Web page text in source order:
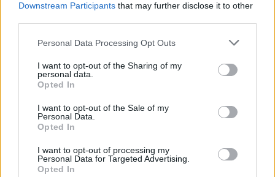
Downstream Participants that may further disclose it to other
Personal Data Processing Opt Outs
I want to opt-out of the Sharing of my
personal data.
Opted In
I want to opt-out of the Sale of my
Personal Data.
Opted In
I want to opt-out of processing my
Personal Data for Targeted Advertising.
Opted In
fenêtre. Cela booste la concentration sur le long
terme.
Regrouper les tâches similaires :
Traiter les
perdre du temps à changer d’activité.
Savoir dire non :
sollicitations permet de préserver du temps pour
ce qui compte vraiment.
Des petites habitudes pour soi, pour
mieux vivre chaque journée